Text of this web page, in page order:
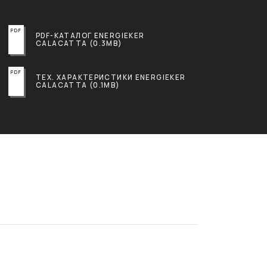
PDF-КАТАЛОГ ENERGIEKER
CALACATTA (0.3MB)
ТЕХ. ХАРАКТЕРИСТИКИ ENERGIEKER
CALACATTA (0.1MB)